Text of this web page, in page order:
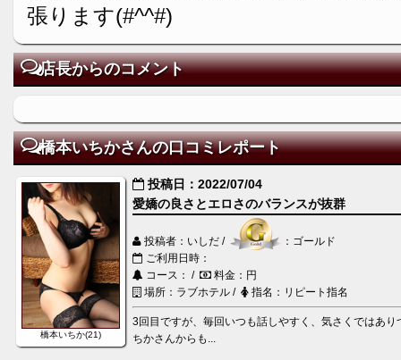
張ります(#^^#)
店長からのコメント
橋本いちかさんの口コミレポート
橋本いちか(21)
投稿日：2022/07/04
愛嬌の良さとエロさのバランスが抜群
投稿者：いしだ /
：ゴールド
ご利用日時：
コース： /
料金：円
場所：ラブホテル /
指名：リピート指名
3回目ですが、毎回いつも話しやすく、気さくではあ
ちかさんからも...